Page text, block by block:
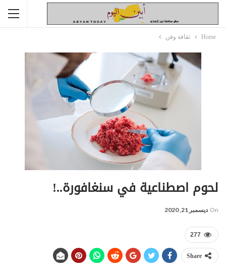
Home ثقافة وفن
لحوم اصطناعية في سنغافورة..!
On ديسمبر 21, 2020
277
Share